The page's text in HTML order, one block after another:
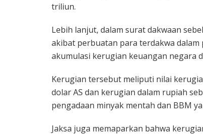
triliun.
Lebih lanjut, dalam surat dakwaan
akibat perbuatan para terdakwa
akumulasi kerugian keuangan negara
Kerugian tersebut meliputi nilai
dolar AS dan kerugian dalam rupiah
pengadaan minyak mentah dan BBM
Jaksa juga memaparkan bahwa